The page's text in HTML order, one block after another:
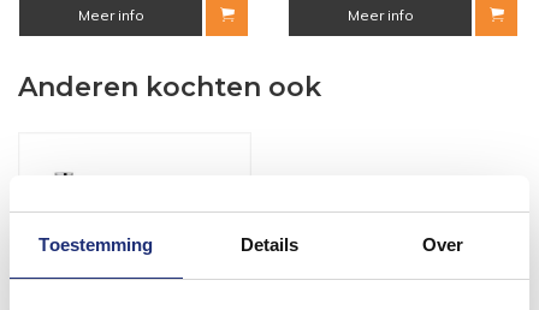
Toestemming Details Over
Meer info Meer info
Anderen kochten ook